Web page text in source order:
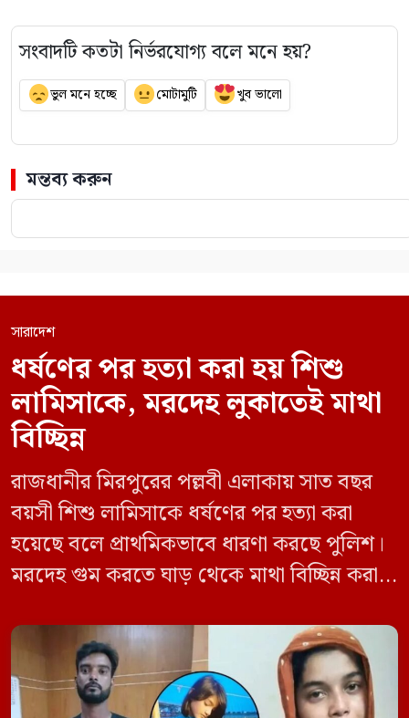
সংবাদটি কতটা নির্ভরযোগ্য বলে মনে হয়?
ভুল মনে হচ্ছে মোটামুটি খুব ভালো
মন্তব্য করুন
সারাদেশ
ধর্ষণের পর হত্যা করা হয় শিশু
লামিসাকে, মরদেহ লুকাতেই মাথা
বিচ্ছিন্ন
রাজধানীর মিরপুরের পল্লবী এলাকায় সাত বছর
বয়সী শিশু লামিসাকে ধর্ষণের পর হত্যা করা
হয়েছে বলে প্রাথমিকভাবে ধারণা করছে পুলিশ।
মরদেহ গুম করতে ঘাড় থেকে মাথা বিচ্ছিন্ন করা
চালানো হয় এই নৃশংস হত্যাকাণ্ডে পাশের ফ্ল্যাটের
ভাড়াটিয়া সোহেল রানা (৩০) ও তার স্ত্রী স্বপ্না
আক্তারকে (২৬) মাত্র ৭ ঘণ্টার […]